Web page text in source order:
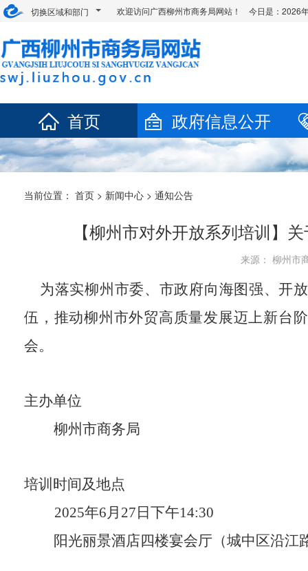
切换区域和部门 欢迎访问广西柳州市商务局网站！ 今日是： 2026
首页 政府信息公开
当前位置： 首页 > 新闻中心 > 通知公告
【柳州市对外开放系列培训】
来源： 柳州
为落实柳州 市委、市政府向海图强、开
伍，推动柳州市外贸高质量发展迈上新台
会。
主办单位
柳州市商务局
培训时间及地点
2025年6月 27 日下午14:30
阳光丽景酒店四楼宴会厅 （城中区沿江